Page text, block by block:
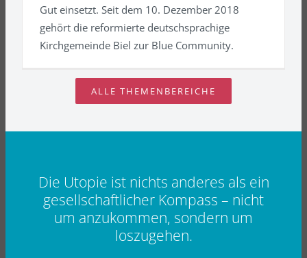
Gut einsetzt. Seit dem 10. Dezember 2018
gehört die reformierte deutschsprachige
Kirchgemeinde Biel zur Blue Community.
ALLE THEMENBEREICHE
Die Utopie ist nichts anderes als ein
gesellschaftlicher Kompass – nicht
um anzukommen, sondern um
loszugehen.